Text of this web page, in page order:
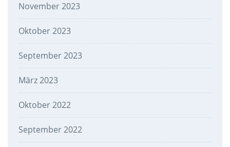
November 2023
Oktober 2023
September 2023
März 2023
Oktober 2022
September 2022